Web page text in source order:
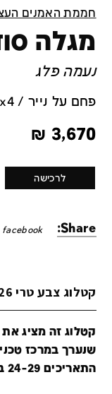
חממת האמנים
מגלה
נעמה פלג
פחם על נייר / 37x50x4 ס''מ
3,670
₪
לרכישה
Share:
facebook
קטלוג צבע טרי 2026
שנערך במרכז
התאריכים 24-29 ביוני.